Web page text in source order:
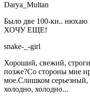
Darya_Multan
Было две 100-ки.. нюхаю
ХОЧУ ЕЩЕ!
snake-_-girl
Хороший, свежий,
позже?Со стороны мне
мое.Слишком серьезный,
холодно, холодно...